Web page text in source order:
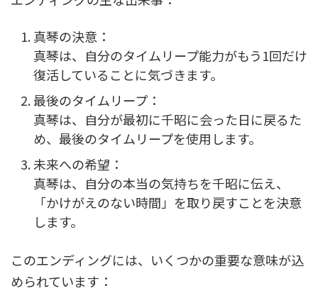
真琴の決意：
真琴は、自分のタイムリープ能力がもう1回だけ
復活していることに気づきます。
最後のタイムリープ：
真琴は、自分が最初に千昭に会った日に戻るた
め、最後のタイムリープを使用します。
未来への希望：
真琴は、自分の本当の気持ちを千昭に伝え、
「かけがえのない時間」を取り戻すことを決意
します。
このエンディングには、いくつかの重要な意味が込
められています：